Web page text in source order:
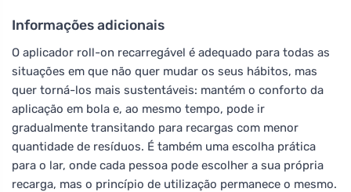
Informações adicionais
O aplicador roll-on recarregável é adequado para todas as
situações em que não quer mudar os seus hábitos, mas
quer torná-los mais sustentáveis: mantém o conforto da
aplicação em bola e, ao mesmo tempo, pode ir
gradualmente transitando para recargas com menor
quantidade de resíduos. É também uma escolha prática
para o lar, onde cada pessoa pode escolher a sua própria
recarga, mas o princípio de utilização permanece o mesmo.